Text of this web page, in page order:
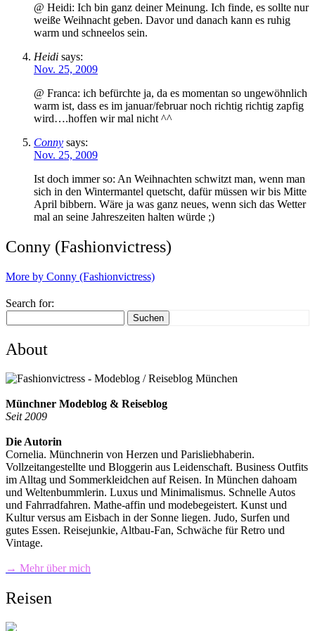
@ Heidi: Ich bin ganz deiner Meinung. Ich finde, es sollte nur
weiße Weihnacht geben. Davor und danach kann es ruhig
warm und schneelos sein.
Heidi says:
Nov. 25, 2009
@ Franca: ich befürchte ja, da es momentan so ungewöhnlich
warm ist, dass es im januar/februar noch richtig richtig zapfig
wird….hoffen wir mal nicht ^^
Conny says:
Nov. 25, 2009
Ist doch immer so: An Weihnachten schwitzt man, wenn man
sich in den Wintermantel quetscht, dafür müssen wir bis Mitte
April bibbern. Wäre ja was ganz neues, wenn sich das Wetter
mal an seine Jahreszeiten halten würde ;)
Conny (Fashionvictress)
More by Conny (Fashionvictress)
Search for:
Suchen
About
Münchner Modeblog & Reiseblog
Seit 2009
Die Autorin
Cornelia. Münchnerin von Herzen und Parisliebhaberin.
Vollzeitangestellte und Bloggerin aus Leidenschaft. Business Outfits
im Alltag und Sommerkleidchen auf Reisen. In München dahoam
und Weltenbummlerin. Luxus und Minimalismus. Schnelle Autos
und Fahrradfahren. Mathe-affin und modebegeistert. Kunst und
Kultur versus am Eisbach in der Sonne liegen. Judo, Surfen und
gutes Essen. Reisejunkie, Altbau-Fan, Schwäche für Retro und
Vintage.
→ Mehr über mich
Reisen